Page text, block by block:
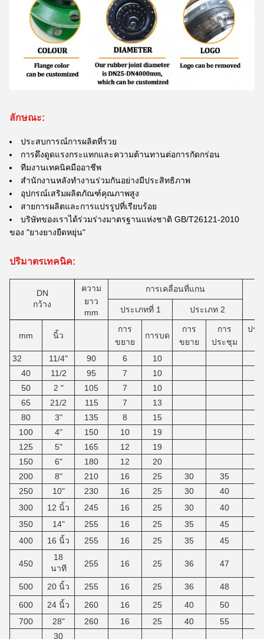
ลักษณะ:
ประสบการณ์การผลิตที่รวย
การดึงดูดแรงกระแทกและความต้านทานต่อการกัดกร่อน
ทีมงานเทคนิคมืออาชีพ
สํานักงานหลังทํางานร่วมกันอย่างมีประสิทธิภาพ
อุปกรณ์เสริมผลิตภัณฑ์คุณภาพสูง
สายการผลิตและการแปรรูปที่เรียบร้อย
บริษัทของเราได้ร่วมร่างมาตรฐานแห่งชาติ GB/T26121-2010
ของ "ยางยางยืดหยุ่น"
ปริมาตรเทคนิค:
DN
กว้าง
ความ
ยาว
mm
การเคลื่อนที่แกน
ประเภทที่ 1 ประเภท 2
mm นิ้ว
การ
ขยาย
การบด
การ
ขยาย
การ
ประชุม
ประ
32
11/4" 90 6 10
40
11/2 95 7 10
50
2 " 105 7 10
65
21/2 115 7 13
80
3" 135 8 15
100
4" 150 10 19
125
5" 165 12 19
150
6" 180 12 20
200
8" 210 16 25 30 35
250
10" 230 16 25 30 40
300
12 นิ้ว 245 16 25 30 40
350
14" 255 16 25 35 45
400
16 นิ้ว 255 16 25 35 45
450
18
นาที
255 16 25 36 47
500 20 นิ้ว 255 16 25 36 48
600
24 นิ้ว 260 16 25 40 50
700
28" 260 16 25 40 55
30